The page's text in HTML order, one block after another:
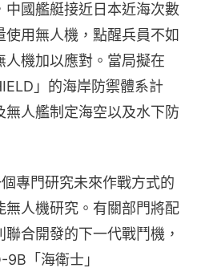
中國艦艇接近日本近海次數
用無人機，點醒兵員不如
機加以應對。當局擬在
」的海岸防禦體系計
人艦制定海空以及水下防
專門研究未來作戰方式的
無人機研究。有關部門將配
合開發的下一代戰鬥機，
「海衛士」